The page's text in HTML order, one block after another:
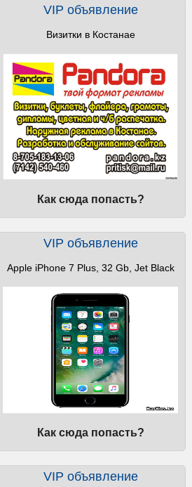
VIP объявление
Визитки в Костанае
Как сюда попасть?
VIP объявление
Apple iPhone 7 Plus, 32 Gb, Jet Black
Как сюда попасть?
VIP объявление